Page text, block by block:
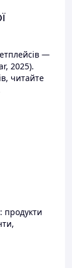
—
2025).
читайте
продукти